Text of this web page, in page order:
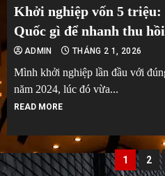
Khởi nghiệp vốn 5 triệu:
Quốc gì để nhanh thu
ADMIN THÁNG 2 1, 2026
Mình khởi nghiệp lần đầu với
năm 2024, lúc đó vừa...
READ MORE
Phân
1 2